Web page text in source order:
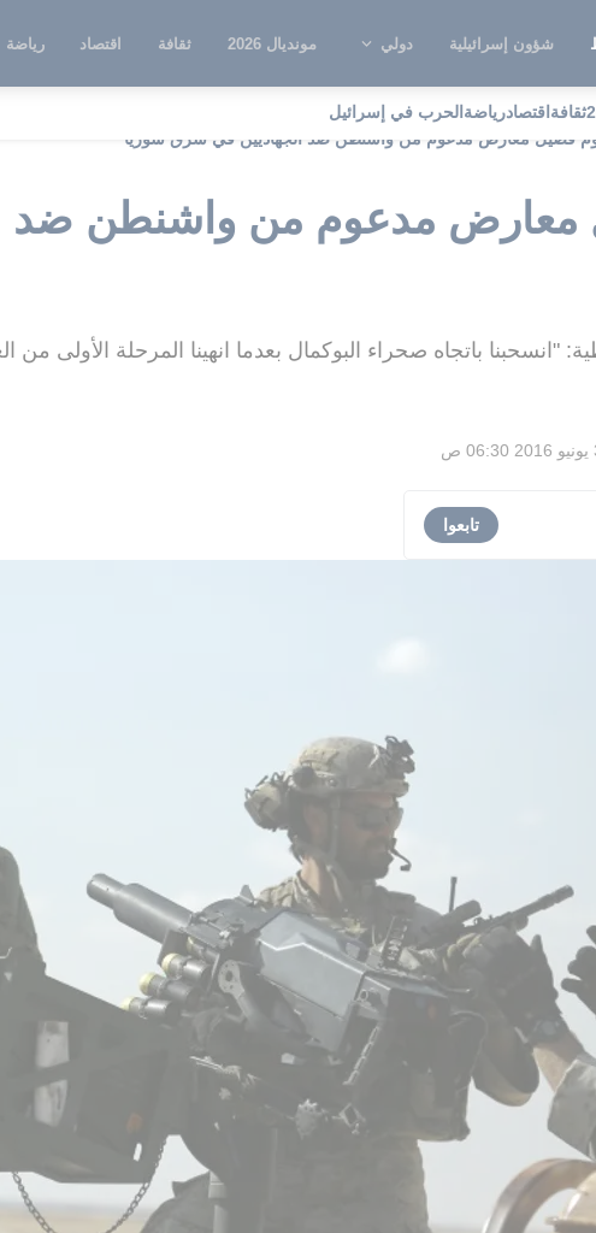
شؤون إسرائيلية دولي مونديال 2026 ثقافة اقتصاد رياضة
ثقافة اقتصادرياضة الحرب في إسرائيل
فصيل معارض مدعوم من واشنطن ضد الجهاديين في شرق سوريا
مدعوم من واشنطن ضد
باتجاه صحراء البوكمال بعدما انهينا المرحلة الأولى من
ص
تابعوا